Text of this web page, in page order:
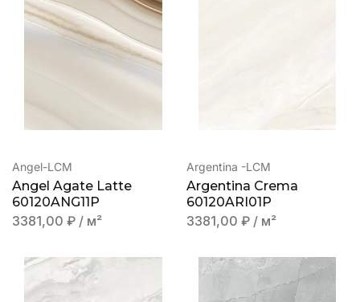
Angel-LCM
Angel Agate Latte
60120ANG11P
3381,00 ₽ / м²
Argentina -LCM
Argentina Crema
60120ARI01P
3381,00 ₽ / м²